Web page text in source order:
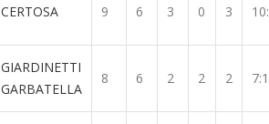
CERTOSA 9 6 3 0 3
GIARDINETTI
GARBATELLA
8 6 2 2 2